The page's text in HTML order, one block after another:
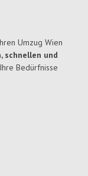
Umzug Wien
schnellen und
Bedürfnisse